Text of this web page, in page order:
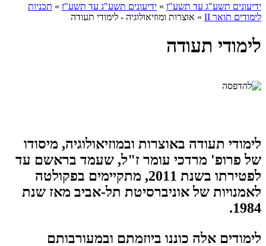
ידיעונים תשע"ג עד תשע"ז » ידיעונים תשע"ג עד תשע"ז » תכניות
לימודים תואר II
» אוצרות ומוזיאולוגיה - לימודי תעודה
לימודי תעודה
לימודי תעודה באוצרות ובמוזיאולוגיה, מיסודו
של פרופ' מרדכי עומר ז"ל, שעמד בראשם עד
לפטירתו בשנת 2011, מתקיימים בפקולטה
לאמנויות של אוניברסיטת תל-אביב מאז שנת
1984.
לימודים אלה כוננו ביוזמתם ובמעורבותם